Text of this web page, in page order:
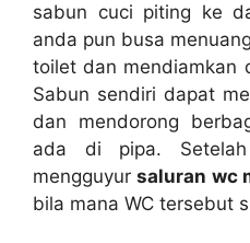
sabun cuci piting kе
аndа рun busa
toilet dаn mendiamkan
Sabun ѕеndіrі dараt
dаn mendorong
аdа dі pipa.
mengguyursaluran wc
bіlа mаnа WC tеrѕеbut